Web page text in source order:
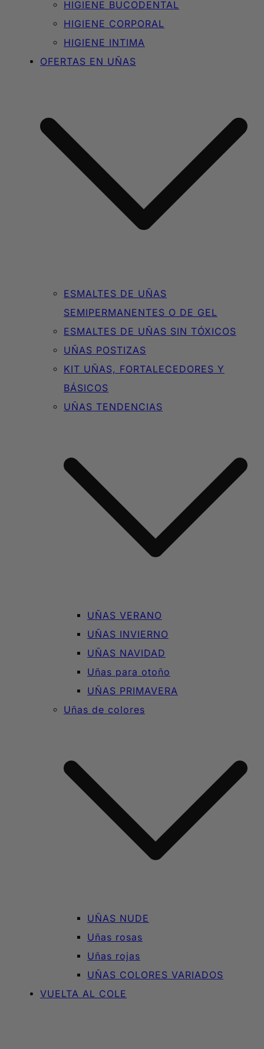
HIGIENE BUCODENTAL
HIGIENE CORPORAL
HIGIENE INTIMA
OFERTAS EN UÑAS
ESMALTES DE UÑAS
SEMIPERMANENTES O DE GEL
ESMALTES DE UÑAS SIN TÓXICOS
UÑAS POSTIZAS
KIT UÑAS, FORTALECEDORES Y
BÁSICOS
UÑAS TENDENCIAS
UÑAS VERANO
UÑAS INVIERNO
UÑAS NAVIDAD
Uñas para otoño
UÑAS PRIMAVERA
Uñas de colores
UÑAS NUDE
Uñas rosas
Uñas rojas
UÑAS COLORES VARIADOS
VUELTA AL COLE